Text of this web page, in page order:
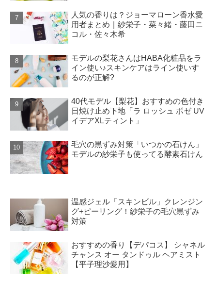
人気の香りは？ジョーマローン香水愛
用者まとめ｜紗栄子・菜々緒・藤田ニ
コル・佐々木希
モデルの梨花さんはHABA化粧品をラ
イン使い♪スキンケアはライン使いす
るのが正解?
40代モデル【梨花】おすすめの色付き
日焼け止め下地「ラ ロッシュ ポゼ UV
イデアXLティント」
毛穴の黒ずみ対策「いつかの石けん」
モデルの紗栄子も使ってる酵素石けん
温感ジェル「スキンビル」クレンジン
グ+ピーリング！紗栄子の毛穴黒ずみ
対策
おすすめの香り【デパコス】 シャネル
チャンス オー タンドゥル ヘアミスト
【平子理沙愛用】